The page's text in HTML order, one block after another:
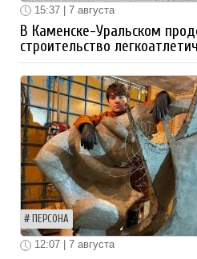
15:37 | 7 августа
В Каменске-Уральском
строительство
ПЕРСОНА
12:07 | 7 августа